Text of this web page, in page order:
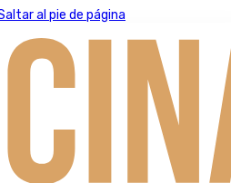
al pie de página